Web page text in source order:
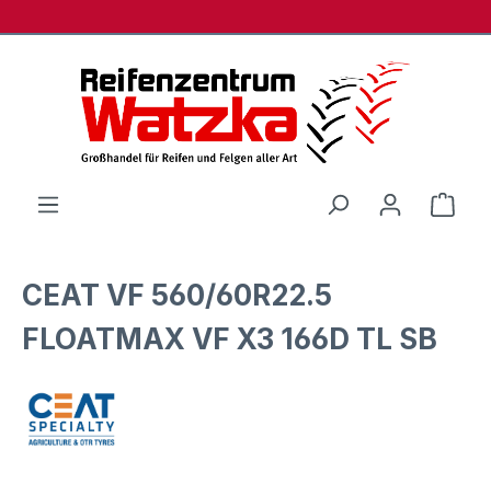
CEAT VF 560/60R22.5
FLOATMAX VF X3 166D TL SB